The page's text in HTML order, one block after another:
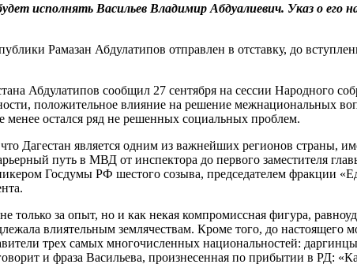
исполнять Васильев Владимир Абдуалиевич. Указ о
Рамазан Абдулатипов отправлен в отставку, до
Абдулатипов сообщил 27 сентября на сессии Народного
положительное влияние на решение межнациональных
менее остался ряд не решенных социальных проблем.
Дагестан является одним из важнейших регионов страны,
путь в МВД от инспектора до первого заместителя
Госдумы РФ шестого созыва, председателем фракции
за опыт, но и как некая компромиссная фигура,
влиятельным землячествам. Кроме того, до настоящего
трех самых многочисленных национальностей:
и фраза Васильева, произнесенная по прибытии в РД: